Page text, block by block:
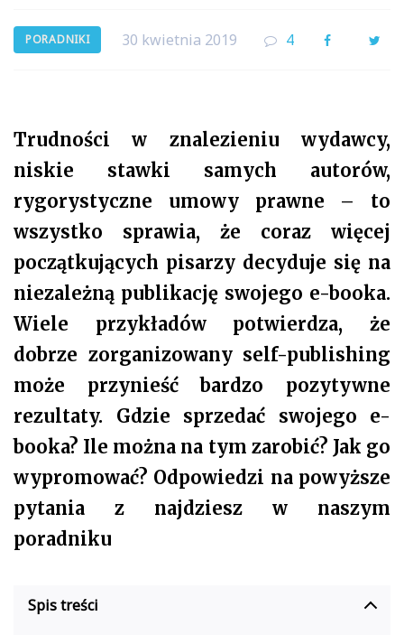
PORADNIKI 30 kwietnia 2019 4 Facebook
Trudności w znalezieniu wydawcy,
niskie stawki samych autorów,
rygorystyczne umowy prawne – to
wszystko sprawia, że coraz więcej
początkujących pisarzy decyduje się na
niezależną publikację swojego e-booka.
Wiele przykładów potwierdza, że
dobrze zorganizowany self-publishing
może przynieść bardzo pozytywne
rezultaty. Gdzie sprzedać swojego e-
booka? Ile można na tym zarobić? Jak go
wypromować? Odpowiedzi na powyższe
pytania z najdziesz w naszym
poradniku
Spis treści